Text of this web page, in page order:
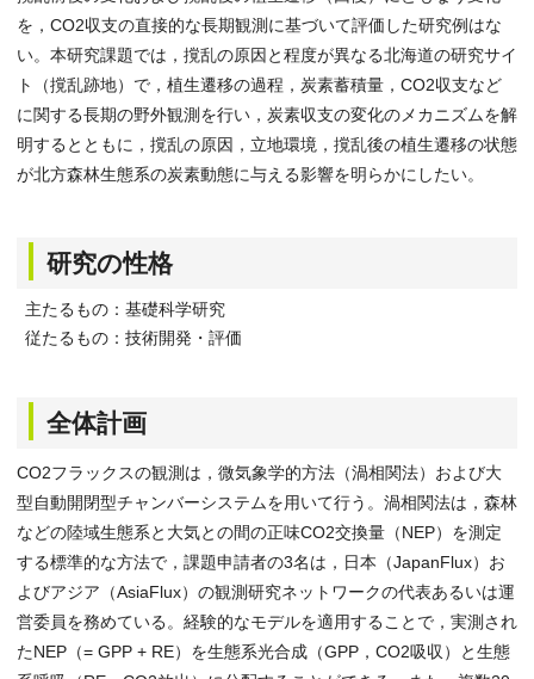
を，CO2収支の直接的な長期観測に基づいて評価した研究例はな
い。本研究課題では，撹乱の原因と程度が異なる北海道の研究サイ
ト（撹乱跡地）で，植生遷移の過程，炭素蓄積量，CO2収支など
に関する長期の野外観測を行い，炭素収支の変化のメカニズムを解
明するとともに，撹乱の原因，立地環境，撹乱後の植生遷移の状態
が北方森林生態系の炭素動態に与える影響を明らかにしたい。
研究の性格
主たるもの：基礎科学研究
従たるもの：技術開発・評価
全体計画
CO2フラックスの観測は，微気象学的方法（渦相関法）および大
型自動開閉型チャンバーシステムを用いて行う。渦相関法は，森林
などの陸域生態系と大気との間の正味CO2交換量（NEP）を測定
する標準的な方法で，課題申請者の3名は，日本（JapanFlux）お
よびアジア（AsiaFlux）の観測研究ネットワークの代表あるいは運
営委員を務めている。経験的なモデルを適用することで，実測され
たNEP（= GPP + RE）を生態系光合成（GPP，CO2吸収）と生態